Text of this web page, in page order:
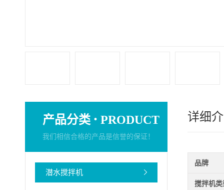
产品分类 · PRODUCT
我们相信合格的产品是信誉的保证！
潜水搅拌机
详细
品牌
搅拌机类